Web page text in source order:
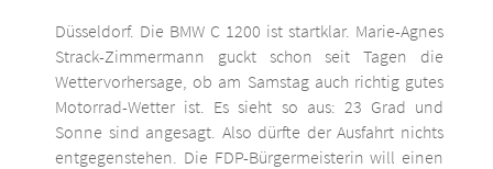
Düsseldorf. Die BMW C 1200 ist startklar. Marie-Agnes
Strack-Zimmermann guckt schon seit Tagen die
Wettervorhersage, ob am Samstag auch richtig gutes
Motorrad-Wetter ist. Es sieht so aus: 23 Grad und
Sonne sind angesagt. Also dürfte der Ausfahrt nichts
entgegenstehen. Die FDP-Bürgermeisterin will einen